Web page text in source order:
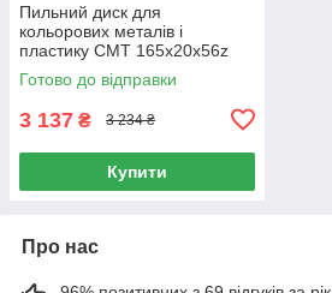
Пильний диск для
кольорових металів і
пластику СМТ 165х20х56z
K2.2/1.6 (296.165.56H)
Готово до відправки
3 137 ₴ 3 234 ₴
Купити
Про нас